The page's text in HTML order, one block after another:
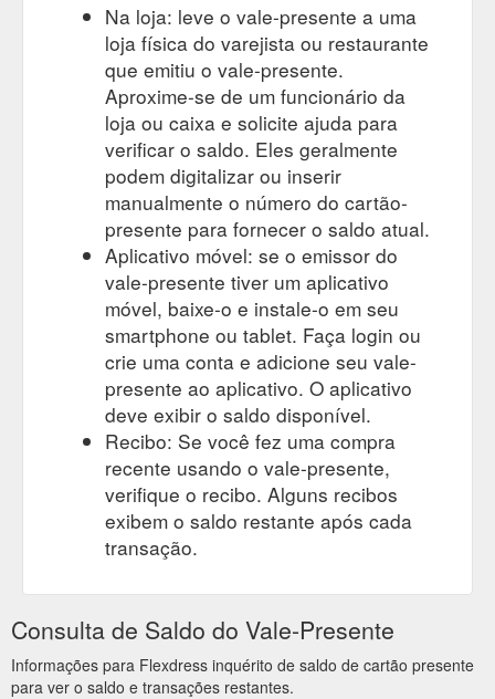
Na loja: leve o vale-presente a uma
loja física do varejista ou restaurante
que emitiu o vale-presente.
Aproxime-se de um funcionário da
loja ou caixa e solicite ajuda para
verificar o saldo. Eles geralmente
podem digitalizar ou inserir
manualmente o número do cartão-
presente para fornecer o saldo atual.
Aplicativo móvel: se o emissor do
vale-presente tiver um aplicativo
móvel, baixe-o e instale-o em seu
smartphone ou tablet. Faça login ou
crie uma conta e adicione seu vale-
presente ao aplicativo. O aplicativo
deve exibir o saldo disponível.
Recibo: Se você fez uma compra
recente usando o vale-presente,
verifique o recibo. Alguns recibos
exibem o saldo restante após cada
transação.
Consulta de Saldo do Vale-Presente
Informações para Flexdress inquérito de saldo de cartão presente
para ver o saldo e transações restantes.